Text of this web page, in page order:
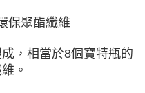
保聚酯纖維
，相當於8個寶特瓶的
。